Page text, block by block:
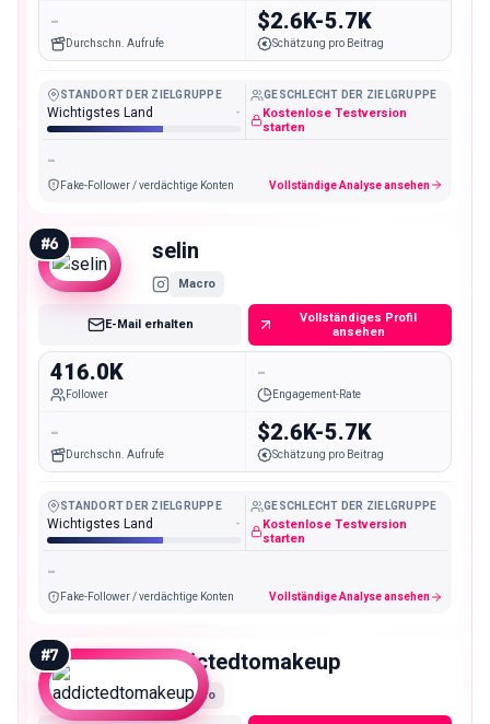
-
Durchschn. Aufrufe
$2.6K-5.7K
Schätzung pro Beitrag
STANDORT DER ZIELGRUPPE
Wichtigstes Land -
GESCHLECHT DER ZIELGRUPPE
Kostenlose Testversion
starten
-
Fake-Follower / verdächtige Konten Vollständige Analyse ansehen
#6 selin
Macro
E-Mail erhalten
Vollständiges Profil
ansehen
416.0K
Follower
-
Engagement-Rate
-
Durchschn. Aufrufe
$2.6K-5.7K
Schätzung pro Beitrag
STANDORT DER ZIELGRUPPE
Wichtigstes Land -
GESCHLECHT DER ZIELGRUPPE
Kostenlose Testversion
starten
-
Fake-Follower / verdächtige Konten Vollständige Analyse ansehen
#7 addictedtomakeup
Macro